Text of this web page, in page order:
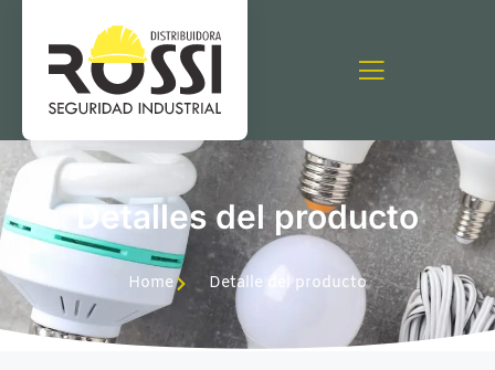
Detalles del producto
Home Detalle del producto